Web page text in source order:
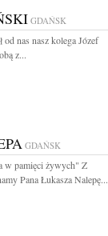
GDAŃSK
od nas nasz kolega Józef
z...
GDAŃSK
w pamięci żywych" Z
Pana Łukasza Nalepę...